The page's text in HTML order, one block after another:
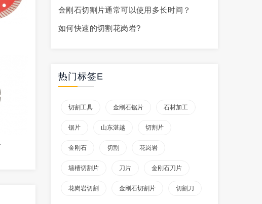
金刚石切割片通常可以使用多长时间？
如何快速的切割花岗岩?
热门标签E
切割工具 金刚石锯片 石材加工
锯片 山东湛越 切割片
金刚石 切割 花岗岩
墙槽切割片 刀片 金刚石刀片
花岗岩切割 金刚石切割片 切割刀